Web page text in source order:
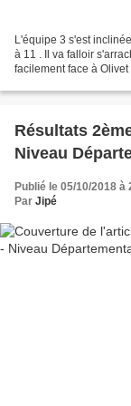
L'équipe 3 s'est
à 11 . Il va falloir
facilement face à
Résultats
Niveau
Publié le 05/10/2018 à
Par Jipé